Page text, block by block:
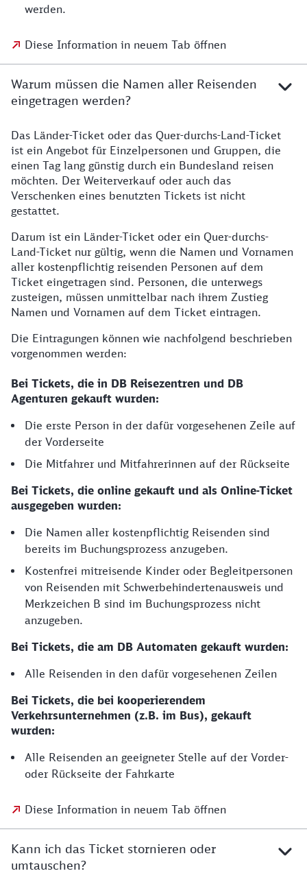
werden.
Diese Information in neuem Tab öffnen
Warum müssen die Namen aller Reisenden
eingetragen werden?
Das Länder-Ticket oder das Quer-durchs-Land-Ticket
ist ein Angebot für Einzelpersonen und Gruppen, die
einen Tag lang günstig durch ein Bundesland reisen
möchten. Der Weiterverkauf oder auch das
Verschenken eines benutzten Tickets ist nicht
gestattet.
Darum ist ein Länder-Ticket oder ein Quer-durchs-
Land-Ticket nur gültig, wenn die Namen und Vornamen
aller kostenpflichtig reisenden Personen auf dem
Ticket eingetragen sind. Personen, die unterwegs
zusteigen, müssen unmittelbar nach ihrem Zustieg
Namen und Vornamen auf dem Ticket eintragen.
Die Eintragungen können wie nachfolgend beschrieben
vorgenommen werden:
Bei Tickets, die in DB Reisezentren und DB
Agenturen gekauft wurden:
Die erste Person in der dafür vorgesehenen Zeile auf
der Vorderseite
Die Mitfahrer und Mitfahrerinnen auf der Rückseite
Bei Tickets, die online gekauft und als Online-Ticket
ausgegeben wurden:
Die Namen aller kostenpflichtig Reisenden sind
bereits im Buchungsprozess anzugeben.
Kostenfrei mitreisende Kinder oder Begleitpersonen
von Reisenden mit Schwerbehindertenausweis und
Merkzeichen B sind im Buchungsprozess nicht
anzugeben.
Bei Tickets, die am DB Automaten gekauft wurden:
Alle Reisenden in den dafür vorgesehenen Zeilen
Bei Tickets, die bei kooperierendem
Verkehrsunternehmen (z.B. im Bus), gekauft
wurden:
Alle Reisenden an geeigneter Stelle auf der Vorder-
oder Rückseite der Fahrkarte
Diese Information in neuem Tab öffnen
Kann ich das Ticket stornieren oder
umtauschen?